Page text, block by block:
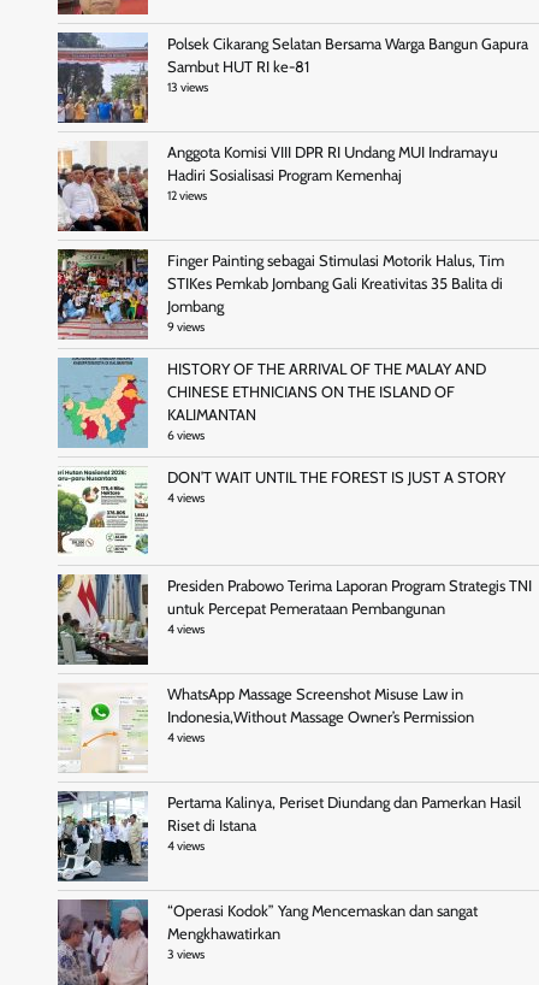
Polsek Cikarang Selatan Bersama Warga Bangun Gapura
Sambut HUT RI ke-81
13 views
Anggota Komisi VIII DPR RI Undang MUI Indramayu
Hadiri Sosialisasi Program Kemenhaj
12 views
Finger Painting sebagai Stimulasi Motorik Halus, Tim
STIKes Pemkab Jombang Gali Kreativitas 35 Balita di
Jombang
9 views
HISTORY OF THE ARRIVAL OF THE MALAY AND
CHINESE ETHNICIANS ON THE ISLAND OF
KALIMANTAN
6 views
DON’T WAIT UNTIL THE FOREST IS JUST A STORY
4 views
Presiden Prabowo Terima Laporan Program Strategis TNI
untuk Percepat Pemerataan Pembangunan
4 views
WhatsApp Massage Screenshot Misuse Law in
Indonesia,Without Massage Owner’s Permission
4 views
Pertama Kalinya, Periset Diundang dan Pamerkan Hasil
Riset di Istana
4 views
“Operasi Kodok” Yang Mencemaskan dan sangat
Mengkhawatirkan
3 views